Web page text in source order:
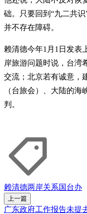
础。只要回到“九二共
并不存在障碍。
赖清德今年1月1日发表
岸旅游问题时说，台湾
交流；北京若有诚意，
（台旅会）、大陆的
判。
赖清德两岸关系国台办
上一篇
广东政府工作报告未提